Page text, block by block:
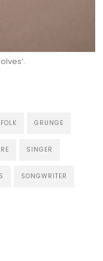
FOLK GRUNGE
SINGER
SONGWRITER